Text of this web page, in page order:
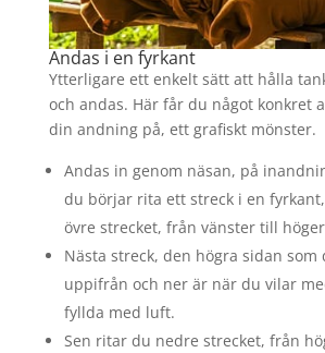
Andas i en fyrkant
Ytterligare ett enkelt sätt att hålla
och andas. Här får du något konkret
din andning på, ett grafiskt mönster.
Andas in genom näsan, på
du börjar rita ett streck i en
övre strecket, från vänster till
Nästa streck, den högra sidan
uppifrån och ner är när du vilar
fyllda med luft.
Sen ritar du nedre strecket, från